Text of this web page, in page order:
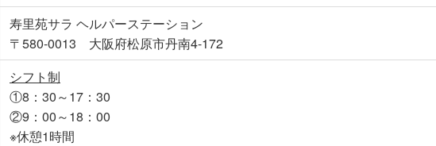
寿里苑サラ ヘルパーステーション
〒580-0013 大阪府松原市丹南4-172
シフト制
①8：30～17：30
②9：00～18：00
※休憩1時間